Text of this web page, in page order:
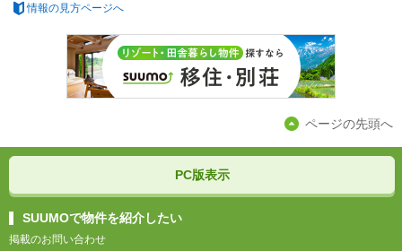
情報の見方ページへ
ページの先頭へ
PC版表示
SUUMOで物件を紹介したい
掲載のお問い合わせ